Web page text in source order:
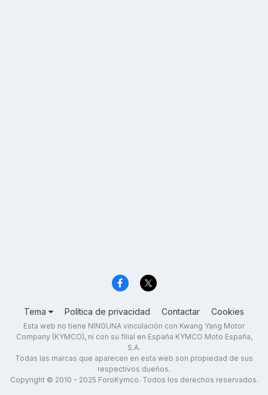
Tema Política de privacidad Contactar Cookies
Esta web no tiene NINGUNA vinculación con Kwang Yang Motor
Company (KYMCO), ni con su filial en España KYMCO Moto España,
S.A.
Todas las marcas que aparecen en esta web son propiedad de sus
respectivos dueños.
Copyright © 2010 - 2025 ForoKymco. Todos los derechos reservados.